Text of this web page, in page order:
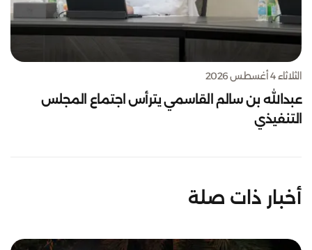
الثلاثاء 4 أغسطس 2026
عبدالله بن سالم القاسمي يترأس اجتماع المجلس
التنفيذي
أخبار ذات صلة